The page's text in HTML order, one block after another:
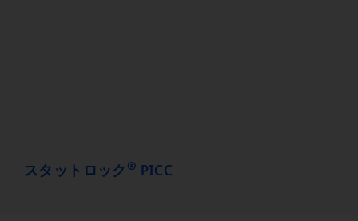
スタットロック ® PICC